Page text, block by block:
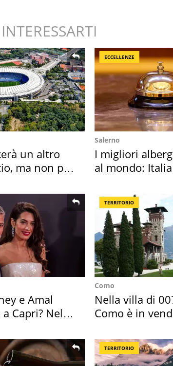
un altro
ma non per
ECCELLENZE
Salerno
I migliori
al mondo:
e Amal
Capri? Nel
TERRITORIO
Como
Nella villa di
Como è in
TERRITORIO